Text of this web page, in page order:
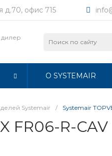
д.70, офис 715
О SYSTEMAIR
Systemair / Systemair
FR06-R-CAV